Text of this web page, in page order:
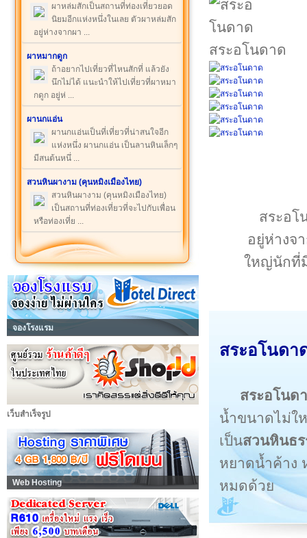
ผาหล่มสักเป็นสถานที่ท่องเที่ยวยอด
นิยมอีกแห่งหนึ่งในเลย ตัวผาหล่มสัก
อยู่ห่างจากผา ...
ผาหมากดูก
ถ้าอยากไปเที่ยวที่ไหนสักที่ แล้วยัง
นึกไม่ได้ แนะนำให้ไปเที่ยวที่ผาหมา
กดูก อยู่ห่ ...
ผานกแอ่น
ผานกแอ่นเป็นที่เที่ยวที่น่าสนใจอีก
แห่งหนึ่ง ผานกแอ่น เป็นลานหินเล็กๆ
มีสนต้นหนึ่ ...
สวนหินผางาม (คุนหมิงเมืองไทย)
สวนหินผางาม (คุนหมิงเมืองไทย)
เป็นสถานที่ท่องเที่ยวที่จะไปกับเพื่อน
หรือท่องเที่ย ...
จองโรงแรม
เว็บสำเร็จรูป
Web Hosting
สระอโนดาด
สระอโ
อยู่ห่างจ
ใหญ่นักที่
สระอโนดา
สระอโนด
น้ำขนาดไม่ใ
เป็นสวนหินธ
หยาดน้ำค้าง
หมดด้วย